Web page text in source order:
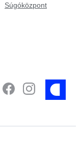
Súgóközpont